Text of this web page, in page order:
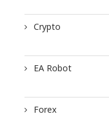
Crypto
EA Robot
Forex